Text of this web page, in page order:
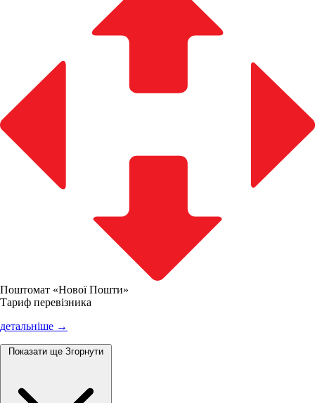
Поштомат «Нової Пошти»
Тариф перевізника
детальніше →
Показати ще Згорнути